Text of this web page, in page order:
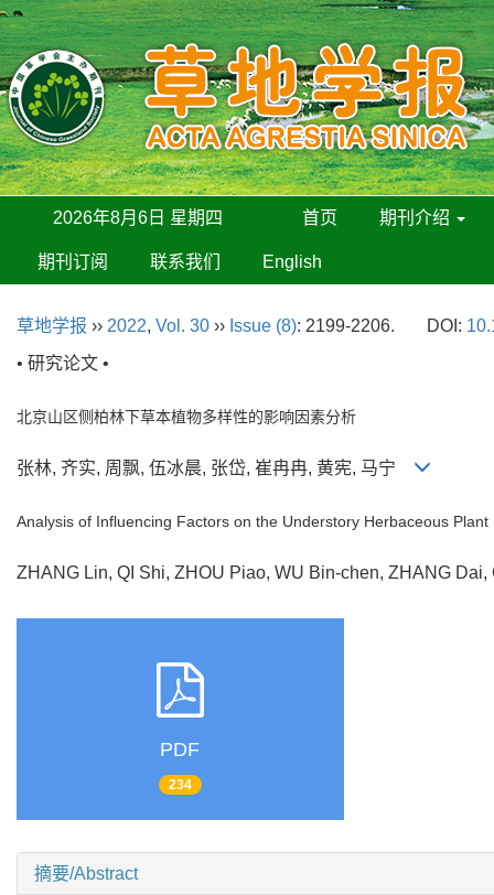
2026年8月6日 星期四 首页 期刊介绍
期刊订阅 联系我们 English
草地学报 ›› 2022, Vol. 30 ›› Issue (8): 2199-2206. DOI:
• 研究论文 •
北京山区侧柏林下草本植物多样性的影响因素分析
张林, 齐实, 周飘, 伍冰晨, 张岱, 崔冉冉, 黄宪, 马宁
Analysis of Influencing Factors on the Understory Herbaceous
ZHANG Lin, QI Shi, ZHOU Piao, WU Bin-chen, ZHANG
PDF
234
摘要/Abstract